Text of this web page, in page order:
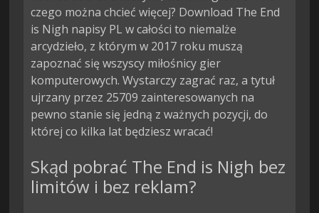
czego można chcieć więcej? Download The End
is Nigh napisy PL w całości to niemalże
arcydzieło, z którym w 2017 roku muszą
zapoznać się wszyscy miłośnicy gier
komputerowych. Wystarczy zagrać raz, a tytuł
ujrzany przez 25709 zainteresowanych na
pewno stanie się jedną z ważnych pozycji, do
której co kilka lat będziesz wracać!
Skąd pobrać The End is Nigh bez
limitów i bez reklam?